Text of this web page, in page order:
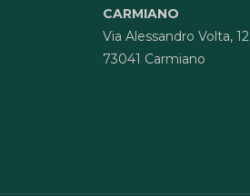
CARMIANO
Via Alessandro Volta, 12
73041 Carmiano